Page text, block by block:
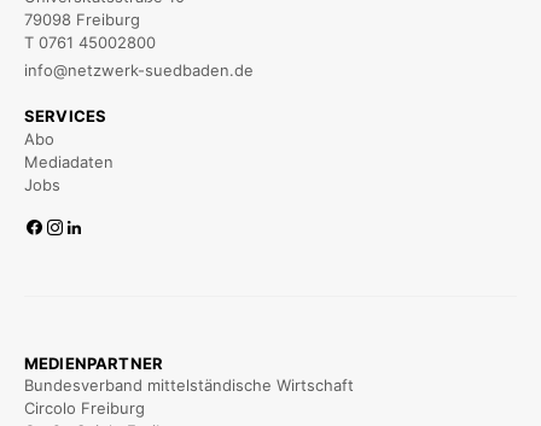
79098 Freiburg
T 0761 45002800
info@netzwerk-suedbaden.de
SERVICES
Abo
Mediadaten
Jobs
MEDIENPARTNER
Bundesverband mittelständische Wirtschaft
Circolo Freiburg